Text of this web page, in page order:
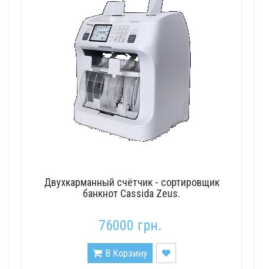
Двухкарманный счётчик - сортировщик
банкнот Cassida Zeus.
76000 грн.
В Корзину